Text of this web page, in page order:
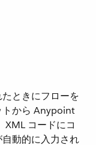
ときにフローを
トから Anypoint
コードにコ
動的に入力され